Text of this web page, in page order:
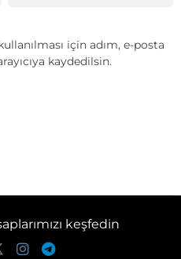
için adım, e-posta
kaydedilsin.
keşfedin